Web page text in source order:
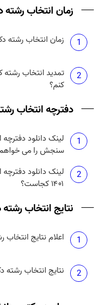
حداکثر تعداد انتخاب رشته
5
زمان انتخاب رشته
1 زمان انتخاب رشته دکتری
2
کنم؟
دفترچه انتخاب رشته
1
سنجش را می
2
لینک دانلود
۱۴۰۱ کجاست؟
نتایج انتخاب رشته
1 اعلام نتایج انتخاب رشته دکتری
2 نتایج انتخاب رشته دکتری آزاد